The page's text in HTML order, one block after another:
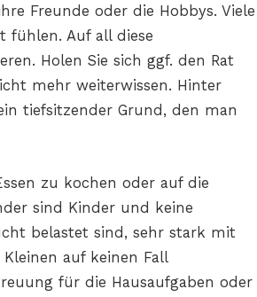
Freunde oder die Hobbys. Viele
fühlen. Auf all diese
Holen Sie sich ggf. den Rat
mehr weiterwissen. Hinter
tiefsitzender Grund, den man
zu kochen oder auf die
sind Kinder und keine
belastet sind, sehr stark mit
auf keinen Fall
für die Hausaufgaben oder